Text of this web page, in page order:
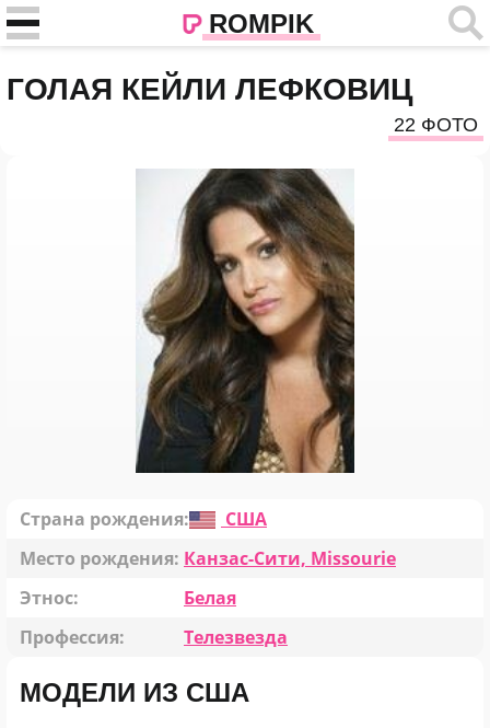
ROMPIK
ГОЛАЯ КЕЙЛИ ЛЕФКОВИЦ
22 ФОТО
Страна рождения:
США
Место рождения: Канзас-Сити, Missourie
Этнос:
Белая
Профессия:
Телезвезда
МОДЕЛИ ИЗ США